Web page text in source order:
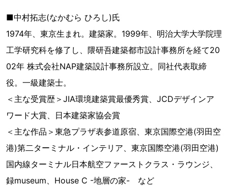
■中村拓志(なかむら ひろし)氏
1974年、東京生まれ。建築家。1999年、明治大学大学院理
工学研究科を修了し、隈研吾建築都市設計事務所を経て20
02年 株式会社NAP建築設計事務所設立。同社代表取締
役。一級建築士。
＜主な受賞歴＞JIA環境建築賞最優秀賞、JCDデザインア
ワード大賞、日本建築家協会賞
＜主な作品＞東急プラザ表参道原宿、東京国際空港(羽田空
港)第二ターミナル・インテリア、東京国際空港(羽田空港)
国内線ターミナル日本航空ファーストクラス・ラウンジ、
録museum、House C -地層の家- など